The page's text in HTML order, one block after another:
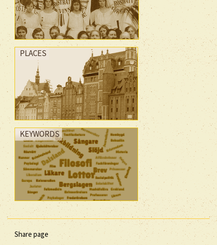
PLACES
KEYWORDS
Share page